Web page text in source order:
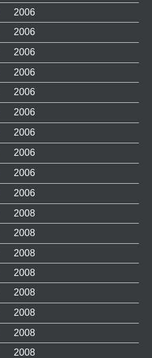
2006
2006
2006
2006
2006
2006
2006
2006
2006
2006
2008
2008
2008
2008
2008
2008
2008
2008